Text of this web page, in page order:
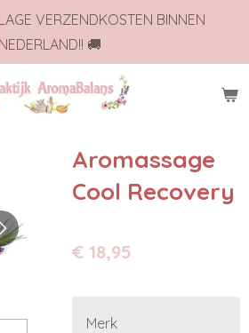
VERZENDKOSTEN BINNEN
NEDERLAND!! 🚚
Aromassage
Cool Recovery
€ 18,95
Merk